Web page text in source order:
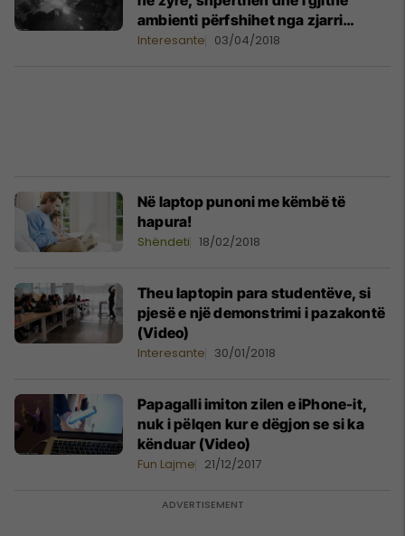
ambienti përfshihet nga zjarri
(Video)
Interesante 03/04/2018
Në laptop punoni me këmbë të
hapura!
Shëndeti 18/02/2018
Theu laptopin para studentëve, si
pjesë e një demonstrimi i pazakontë
(Video)
Interesante 30/01/2018
Papagalli imiton zilen e iPhone-it,
nuk i pëlqen kur e dëgjon se si ka
kënduar (Video)
Fun Lajme 21/12/2017